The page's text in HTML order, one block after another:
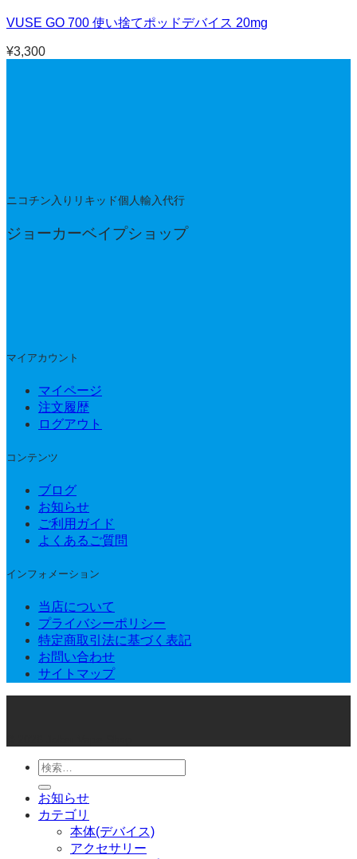
VUSE GO 700 使い捨てポッドデバイス 20mg
¥3,300
ニコチン入りリキッド個人輸入代行
ジョーカーベイプショップ
マイアカウント
マイページ
注文履歴
ログアウト
コンテンツ
ブログ
お知らせ
ご利用ガイド
よくあるご質問
インフォメーション
当店について
プライバシーポリシー
特定商取引法に基づく表記
お問い合わせ
サイトマップ
検
索
対
象:
お知らせ
カテゴリ
本体(デバイス)
アクセサリー